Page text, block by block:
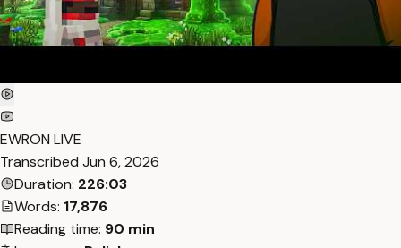
EWRON LIVE
Transcribed Jun 6, 2026
Duration: 226:03
Words: 17,876
Reading time: 90 min